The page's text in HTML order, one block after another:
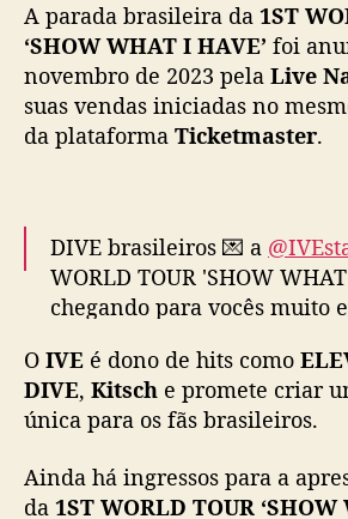
A parada brasileira da 1ST
‘SHOW WHAT I HAVE’ foi
novembro de 2023 pela Live
suas vendas iniciadas no
da plataforma Ticketmaster.
DIVE brasileiros 💌 a
WORLD TOUR 'SHOW
chegando para vocês muito
fazer todo mundo se sentir
nota 11 no palco do
#IVE_1TH_WORLD_TOUR
— Live Nation Brasil
O IVE é dono de hits como
DIVE, Kitsch e promete criar
única para os fãs brasileiros.
Ainda há ingressos para a
da 1ST WORLD TOUR